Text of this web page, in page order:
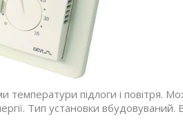
підлоги і повітря.
Тип установки вбудовуваний.